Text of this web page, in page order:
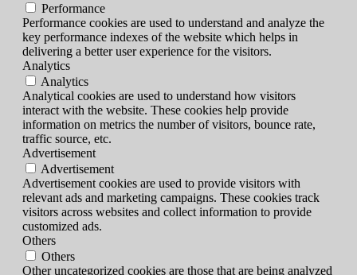
Performance
Performance cookies are used to understand and analyze the
key performance indexes of the website which helps in
delivering a better user experience for the visitors.
Analytics
Analytics
Analytical cookies are used to understand how visitors
interact with the website. These cookies help provide
information on metrics the number of visitors, bounce rate,
traffic source, etc.
Advertisement
Advertisement
Advertisement cookies are used to provide visitors with
relevant ads and marketing campaigns. These cookies track
visitors across websites and collect information to provide
customized ads.
Others
Others
Other uncategorized cookies are those that are being analyzed